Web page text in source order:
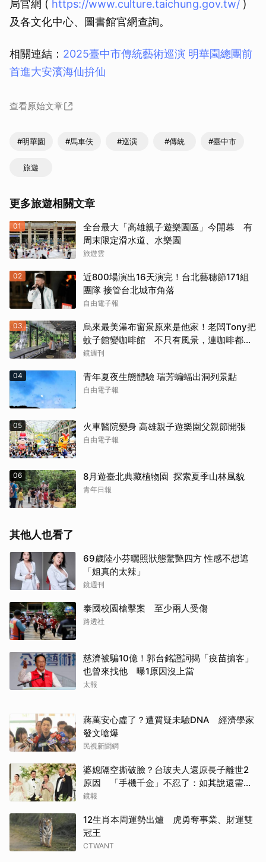
局官網 ( https://www.culture.taichung.gov.tw/ )
及各文化中心、圖書館官網查詢。
相關連結： 2025臺中市傳統藝術巡演 明華園總團前
首進大安濱海仙拚仙
查看原始文章
#明華園 #馬車伕 #巡演 #傳統 #臺中市
旅遊
更多旅遊相關文章
01
全台最大「高雄親子遊樂園區」今開幕 有
周末限定滑水道、水樂園
旅遊雲
02
近800場演出16天演完！台北藝穗節171組
團隊 接管台北城市角落
自由電子報
03
烏來最美瀑布窗景原來是他家！老闆Tony把
蚊子館變咖啡館 不只有風景，連咖啡都好
喝到讓人想再來
鏡週刊
04 青年夏夜生態體驗 瑞芳蝙蝠出洞列景點
自由電子報
05 火車醫院變身 高雄親子遊樂園父親節開張
自由電子報
06 8月遊臺北典藏植物園 探索夏季山林風貌
青年日報
其他人也看了
69歲陸小芬曬照狀態驚艷四方 性感不想遮
「姐真的太辣」
鏡週刊
泰國校園槍擊案 至少兩人受傷
路透社
慈濟被騙10億！郭台銘證詞揭「疫苗掮客」
也曾來找他 曝1原因沒上當
太報
蔣萬安心虛了？遭質疑未驗DNA 經濟學家
發文嗆爆
民視新聞網
婆媳隔空撕破臉？台玻夫人還原長子離世2
原因 「手機千金」不忍了：如其說還需要
離開嗎？
鏡報
12生肖本周運勢出爐 虎勇奪事業、財運雙
冠王
CTWANT
取消